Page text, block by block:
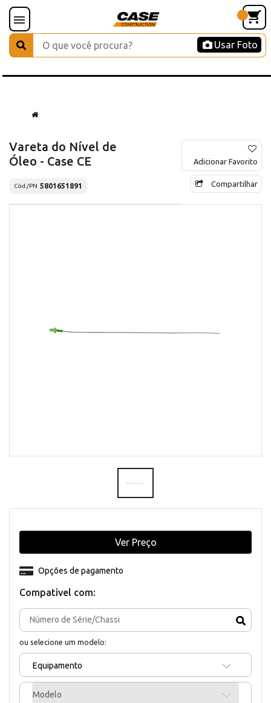
Usar Foto
Vareta do Nível de
Óleo - Case CE
Cód./PN 5801651891
Adicionar Favorito
Compartilhar
Compativel com:
ou selecione um modelo:
Equipamento
Modelo
Opções de pagamento
Ver Preço